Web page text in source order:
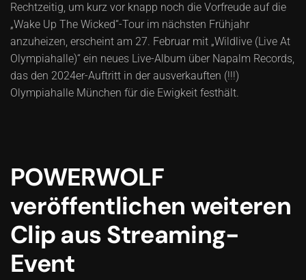
Rechtzeitig, um kurz vor knapp noch die Vorfreude auf die
„Wake Up The Wicked“-Tour im nächsten Frühjahr
anzuheizen, erscheint am 27. Februar mit „Wildlive (Live At
Olympiahalle)“ ein neues Live-Album über Napalm Records,
das den 2024er-Auftritt in der ausverkauften (!!!)
Olympiahalle München für die Ewigkeit festhält.
POWERWOLF
veröffentlichen weiteren
Clip aus Streaming-
Event